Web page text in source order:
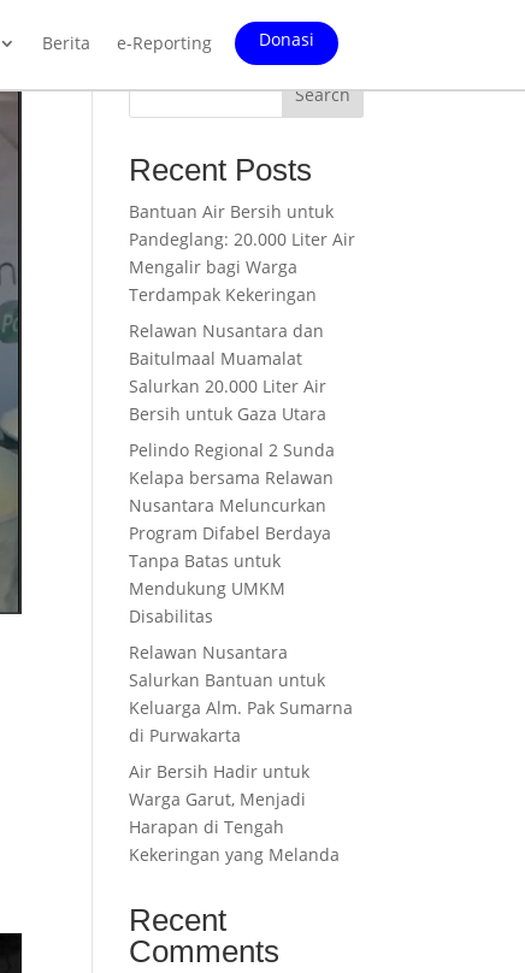
Berita e-Reporting Donasi
Search
Recent Posts
Bantuan Air Bersih untuk
Pandeglang: 20.000 Liter Air
Mengalir bagi Warga
Terdampak Kekeringan
Relawan Nusantara dan
Baitulmaal Muamalat
Salurkan 20.000 Liter Air
Bersih untuk Gaza Utara
Pelindo Regional 2 Sunda
Kelapa bersama Relawan
Nusantara Meluncurkan
Program Difabel Berdaya
Tanpa Batas untuk
Mendukung UMKM
Disabilitas
Relawan Nusantara
Salurkan Bantuan untuk
Keluarga Alm. Pak Sumarna
di Purwakarta
Air Bersih Hadir untuk
Warga Garut, Menjadi
Harapan di Tengah
Kekeringan yang Melanda
Recent
Comments